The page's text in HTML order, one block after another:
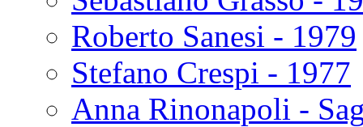
Roberto Sanesi - 1979
Stefano Crespi - 1977
Anna Rinonapoli -